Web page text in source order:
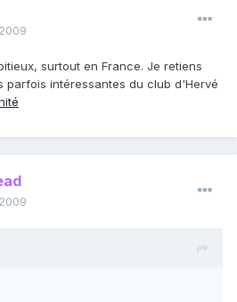
surtout en France. Je retiens
parfois intéressantes du club d'Hervé